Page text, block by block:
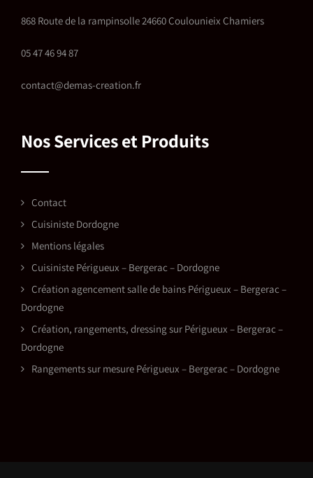
868 Route de la rampinsolle 24660 Coulounieix Chamiers
05 47 46 94 87
contact@demas-creation.fr
Nos Services et Produits
Contact
Cuisiniste Dordogne
Mentions légales
Cuisiniste Périgueux – Bergerac – Dordogne
Création agencement salle de bains Périgueux – Bergerac –
Dordogne
Création, rangements, dressing sur Périgueux – Bergerac –
Dordogne
Rangements sur mesure Périgueux – Bergerac – Dordogne